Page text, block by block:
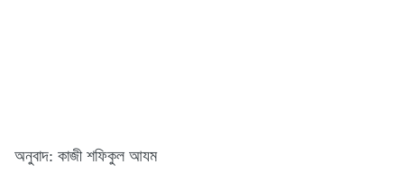
অনুবাদ: কাজী শফিকুল আযম